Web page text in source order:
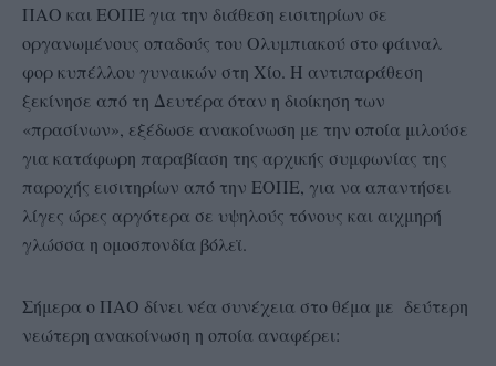
ΠΑΟ και ΕΟΠΕ για την διάθεση εισιτηρίων σε
οργανωμένους οπαδούς του Ολυμπιακού στο φάιναλ
φορ κυπέλλου γυναικών στη Χίο. Η αντιπαράθεση
ξεκίνησε από τη Δευτέρα όταν η διοίκηση των
«πρασίνων», εξέδωσε ανακοίνωση με την οποία μιλούσε
για κατάφωρη παραβίαση της αρχικής συμφωνίας της
παροχής εισιτηρίων από την ΕΟΠΕ, για να απαντήσει
λίγες ώρες αργότερα σε υψηλούς τόνους και αιχμηρή
γλώσσα η ομοσπονδία βόλεϊ.
Σήμερα ο ΠΑΟ δίνει νέα συνέχεια στο θέμα με δεύτερη
νεώτερη ανακοίνωση η οποία αναφέρει: